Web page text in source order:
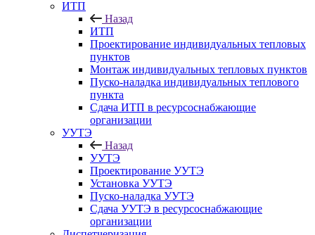
ИТП
Назад
ИТП
Проектирование индивидуальных тепловых
пунктов
Монтаж индивидуальных тепловых пунктов
Пуско-наладка индивидуальных теплового
пункта
Сдача ИТП в ресурсоснабжающие
организации
УУТЭ
Назад
УУТЭ
Проектирование УУТЭ
Установка УУТЭ
Пуско-наладка УУТЭ
Сдача УУТЭ в ресурсоснабжающие
организации